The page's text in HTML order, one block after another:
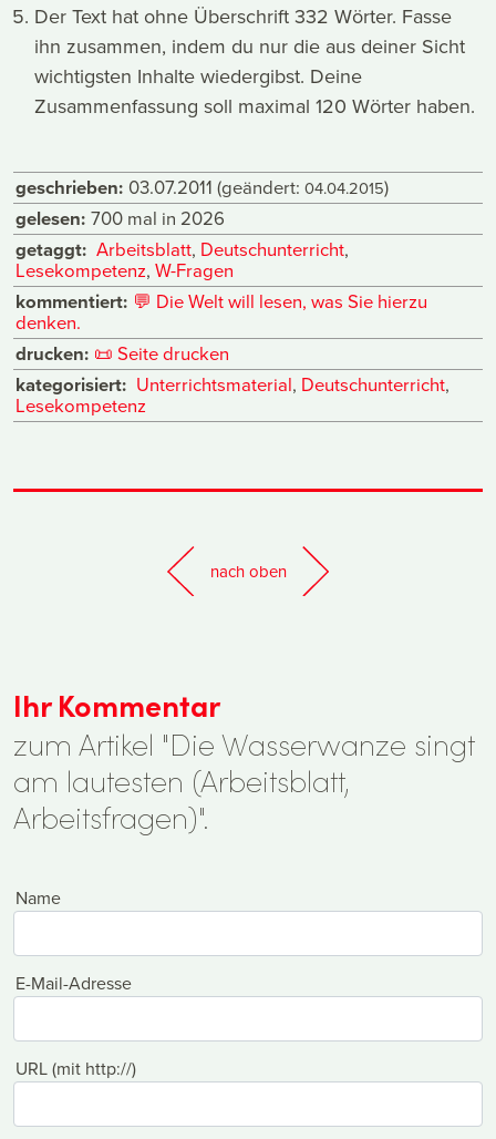
Der Text hat ohne Überschrift 332 Wörter. Fasse
ihn zusammen, indem du nur die aus deiner Sicht
wichtigsten Inhalte wiedergibst. Deine
Zusammenfassung soll maximal 120 Wörter haben.
geschrieben: 03.07.2011 (geändert: 04.04.2015)
gelesen: 700 mal in 2026
getaggt: Arbeitsblatt, Deutschunterricht,
Lesekompetenz,W-Fragen
kommentiert: 💬 Die Welt will lesen, was Sie hierzu
denken.
drucken: 📜 Seite drucken
kategorisiert: Unterrichtsmaterial, Deutschunterricht,
Lesekompetenz
nach oben
Ihr Kommentar
zum Artikel "Die Wasserwanze singt
am lautesten (Arbeitsblatt,
Arbeitsfragen)".
Name
E-Mail-Adresse
URL (mit http://)